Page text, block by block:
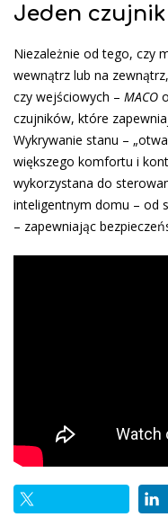
Jeden
Niezależnie od tego, czy
wewnątrz lub na
czy wejściowych – MACO
czujników, które
Wykrywanie stanu –
większego komfortu i
wykorzystana do
inteligentnym domu – od
– zapewniając